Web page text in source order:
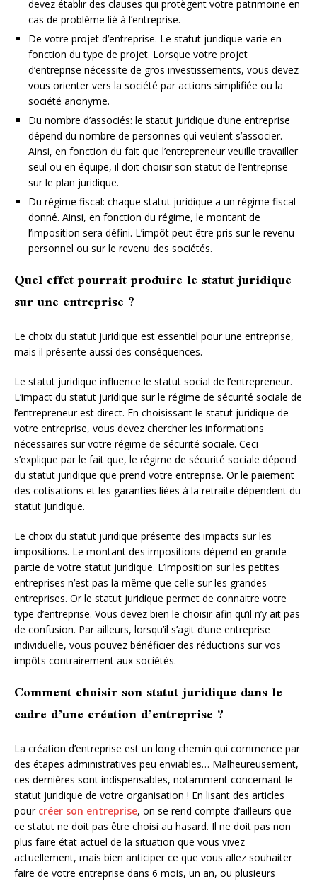
devez établir des clauses qui protègent votre patrimoine en
cas de problème lié à l’entreprise.
De votre projet d’entreprise. Le statut juridique varie en
fonction du type de projet. Lorsque votre projet
d’entreprise nécessite de gros investissements, vous devez
vous orienter vers la société par actions simplifiée ou la
société anonyme.
Du nombre d’associés: le statut juridique d’une entreprise
dépend du nombre de personnes qui veulent s’associer.
Ainsi, en fonction du fait que l’entrepreneur veuille travailler
seul ou en équipe, il doit choisir son statut de l’entreprise
sur le plan juridique.
Du régime fiscal: chaque statut juridique a un régime fiscal
donné. Ainsi, en fonction du régime, le montant de
l’imposition sera défini. L’impôt peut être pris sur le revenu
personnel ou sur le revenu des sociétés.
Quel effet pourrait produire le statut juridique
sur une entreprise ?
Le choix du statut juridique est essentiel pour une entreprise,
mais il présente aussi des conséquences.
Le statut juridique influence le statut social de l’entrepreneur.
L’impact du statut juridique sur le régime de sécurité sociale de
l’entrepreneur est direct. En choisissant le statut juridique de
votre entreprise, vous devez chercher les informations
nécessaires sur votre régime de sécurité sociale. Ceci
s’explique par le fait que, le régime de sécurité sociale dépend
du statut juridique que prend votre entreprise. Or le paiement
des cotisations et les garanties liées à la retraite dépendent du
statut juridique.
Le choix du statut juridique présente des impacts sur les
impositions. Le montant des impositions dépend en grande
partie de votre statut juridique. L’imposition sur les petites
entreprises n’est pas la même que celle sur les grandes
entreprises. Or le statut juridique permet de connaitre votre
type d’entreprise. Vous devez bien le choisir afin qu’il n’y ait pas
de confusion. Par ailleurs, lorsqu’il s’agit d’une entreprise
individuelle, vous pouvez bénéficier des réductions sur vos
impôts contrairement aux sociétés.
Comment choisir son statut juridique dans le
cadre d’une création d’entreprise ?
La création d’entreprise est un long chemin qui commence par
des étapes administratives peu enviables… Malheureusement,
ces dernières sont indispensables, notamment concernant le
statut juridique de votre organisation ! En lisant des articles
pour créer son entreprise, on se rend compte d’ailleurs que
ce statut ne doit pas être choisi au hasard. Il ne doit pas non
plus faire état actuel de la situation que vous vivez
actuellement, mais bien anticiper ce que vous allez souhaiter
faire de votre entreprise dans 6 mois, un an, ou plusieurs